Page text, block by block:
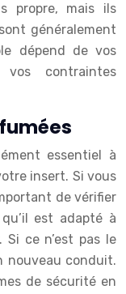
propre, mais ils
généralement
dépend de vos
vos contraintes
essentiel à
insert. Si vous
de vérifier
est adapté à
Si ce n’est pas le
nouveau conduit.
de sécurité en